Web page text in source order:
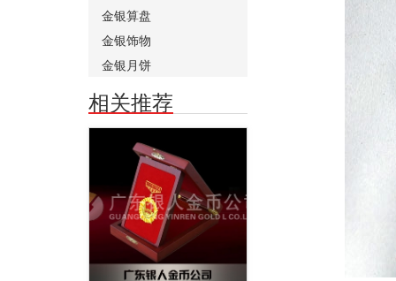
金银算盘
金银饰物
金银月饼
相关推荐